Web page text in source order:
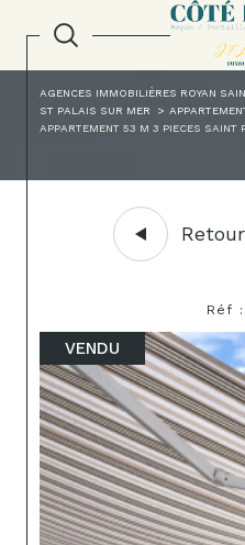
AGENCES IMMOBILIÈRES ROYAN
ST PALAIS SUR MER
APPARTEMENT 53 M 3 PIECES SAINT
Réf
VENDU